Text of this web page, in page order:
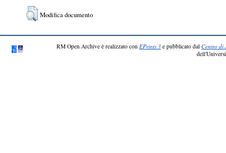
Modifica documento
RM Open Archive è realizzato con EPrints 3 e pubblicato dal Centro di